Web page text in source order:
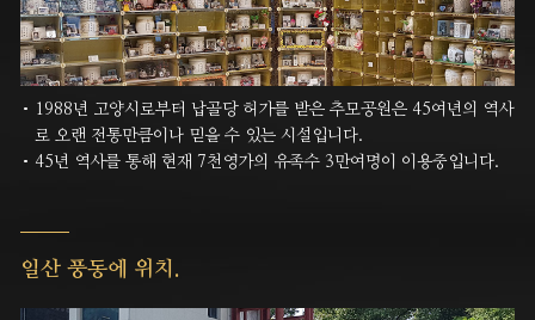
1988년 고양시로부터 납골당 허가를 받은 추모공원은 45여년의 역사
로 오랜 전통만큼이나 믿을 수 있는 시설입니다.
45년 역사를 통해 현재 7천영가의 유족수 3만여명이 이용중입니다.
일산 풍동에 위치.